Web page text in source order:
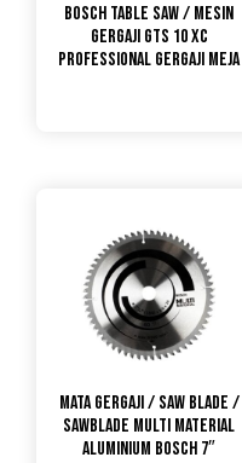
Bosch Table Saw / Mesin
Gergaji GTS 10 XC
PROFESSIONAL GERGAJI MEJA
Mata Gergaji / Saw Blade /
Sawblade Multi Material
Aluminium Bosch 7″